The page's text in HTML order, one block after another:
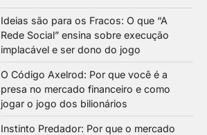
Ideias são para os Fracos: O que “A
Rede Social” ensina sobre execução
implacável e ser dono do jogo
O Código Axelrod: Por que você é a
presa no mercado financeiro e como
jogar o jogo dos bilionários
Instinto Predador: Por que o mercado